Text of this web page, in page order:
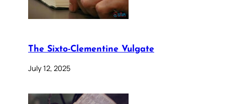
The Sixto-Clementine Vulgate
July 12, 2025